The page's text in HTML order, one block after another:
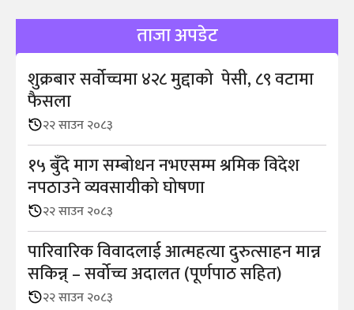
ताजा अपडेट
शुक्रबार सर्वोच्चमा ४२८ मुद्दाको पेसी, ८९ वटामा
फैसला
२२ साउन २०८३
१५ बुँदे माग सम्बोधन नभएसम्म श्रमिक विदेश
नपठाउने व्यवसायीको घोषणा
२२ साउन २०८३
पारिवारिक विवादलाई आत्महत्या दुरुत्साहन मान्न
सकिन्न् – सर्वोच्च अदालत (पूर्णपाठ सहित)
२२ साउन २०८३